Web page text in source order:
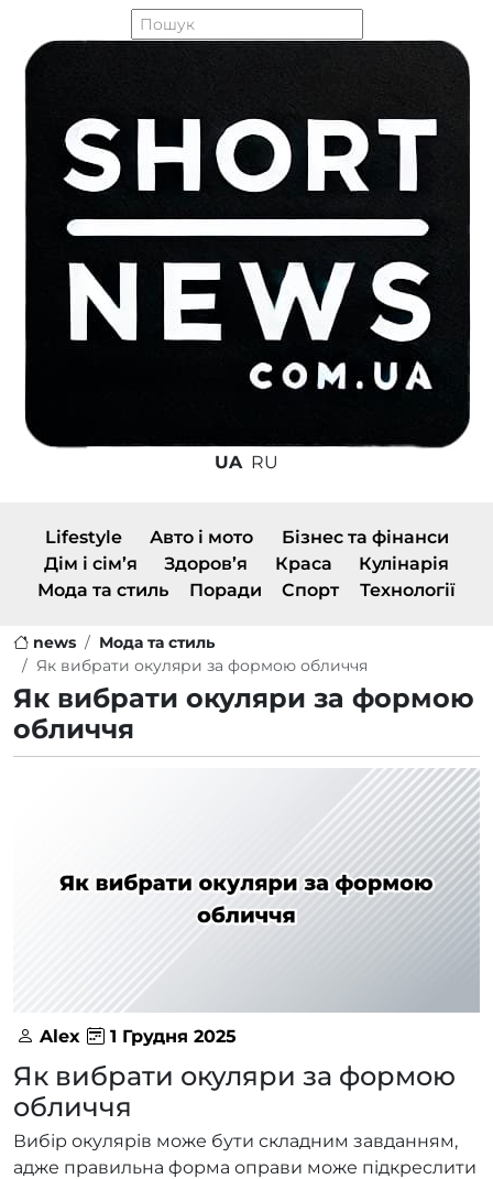
UA RU
Lifestyle Авто і мото
Бізнес та фінанси
Дім і сім’я
Здоров’я Краса
Кулінарія
Мода та стиль
Поради Спорт Технології
news
Мода та стиль
Як вибрати окуляри за формою обличчя
Як вибрати окуляри за формою
обличчя
Alex 1 Грудня 2025
Як вибрати окуляри за формою
обличчя
Вибір окулярів може бути складним завданням,
адже правильна форма оправи може підкреслити